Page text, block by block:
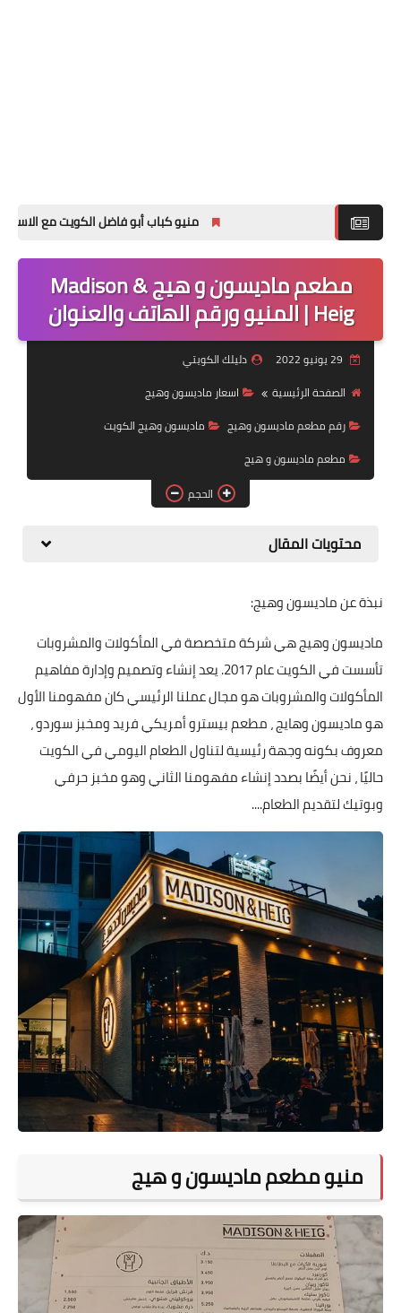
منيو كباب أبو فاضل الكويت مع الاسعار لجميع
مطعم ماديسون و هيج Madison &
Heig | المنيو ورقم الهاتف والعنوان
دليلك الكويتي
الصفحة الرئيسية
اسعار ماديسون وهيج
رقم مطعم ماديسون وهيج
ماديسون وهيج الكويت
مطعم ماديسون و هيج
الحجم
محتويات المقال
نبذة عن ماديسون وهيج:
ماديسون وهيج هي شركة متخصصة في المأكولات والمشروبات
تأسست في الكويت عام 2017. يعد إنشاء وتصميم وإدارة مفاهيم
المأكولات والمشروبات هو مجال عملنا الرئيسي كان مفهومنا الأول
هو ماديسون وهايج ، مطعم بيسترو أمريكي فريد ومخبز سوردو ،
معروف بكونه وجهة رئيسية لتناول الطعام اليومي في الكويت
حاليًا ، نحن أيضًا بصدد إنشاء مفهومنا الثاني وهو مخبز حرفي
وبوتيك لتقديم الطعام....
منيو مطعم ماديسون و هيج